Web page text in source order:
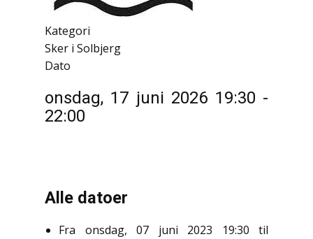
Kategori
Sker i Solbjerg
Dato
onsdag, 17 juni 2026 19:30 -
22:00
Alle datoer
Fra onsdag, 07 juni 2023 19:30
til